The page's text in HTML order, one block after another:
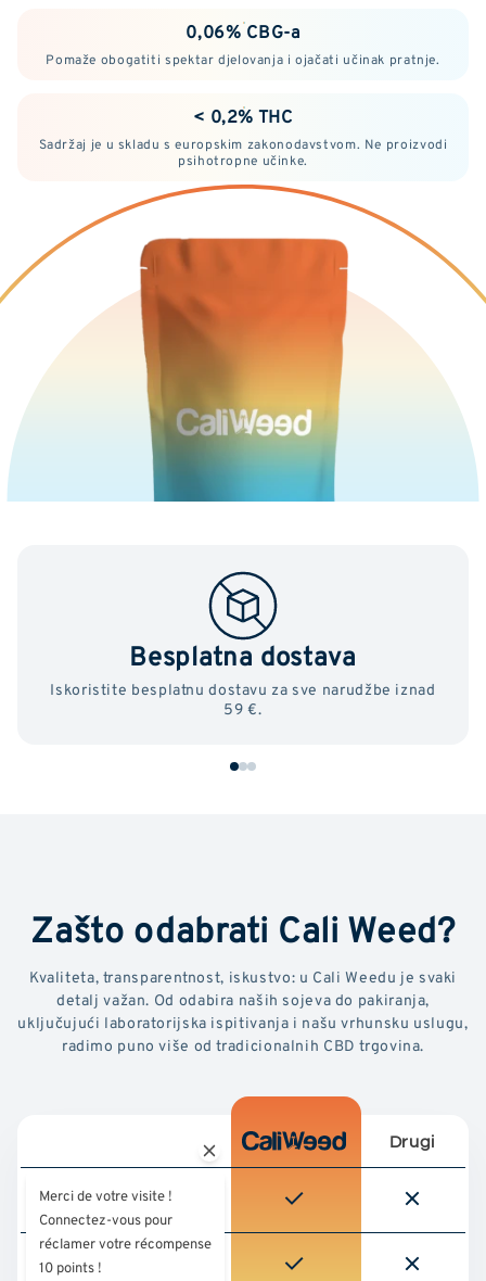
0,06% CBG-a
Pomaže obogatiti spektar djelovanja i ojačati učinak pratnje.
< 0,2% THC
Sadržaj je u skladu s europskim zakonodavstvom. Ne proizvodi
psihotropne učinke.
Besplatna dostava
Iskoristite besplatnu dostavu za sve narudžbe iznad
59 €.
Zašto odabrati Cali Weed?
Kvaliteta, transparentnost, iskustvo: u Cali Weedu je svaki
detalj važan. Od odabira naših sojeva do pakiranja,
uključujući laboratorijska ispitivanja i našu vrhunsku uslugu,
radimo puno više od tradicionalnih CBD trgovina.
Drugi
Testirano u neovisnom
Odgovorno nabavljanje
(kultura EU)
Merci de votre visite !
Connectez-vous pour
réclamer votre récompense
10 points !